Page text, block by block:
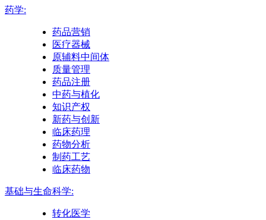
药学:
药品营销
医疗器械
原辅料中间体
质量管理
药品注册
中药与植化
知识产权
新药与创新
临床药理
药物分析
制药工艺
临床药物
基础与生命科学:
转化医学